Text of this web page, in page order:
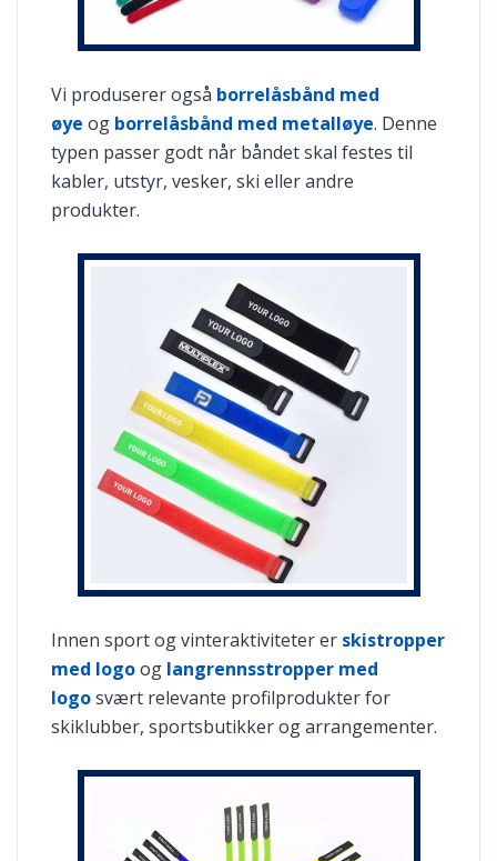
Vi produserer også borrelåsbånd med
øye og borrelåsbånd med metalløye. Denne
typen passer godt når båndet skal festes til
kabler, utstyr, vesker, ski eller andre
produkter.
Innen sport og vinteraktiviteter er skistropper
med logoog langrennsstropper med
logosvært relevante profilprodukter for
skiklubber, sportsbutikker og arrangementer.